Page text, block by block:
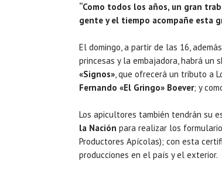
“Como todos los años, un gran
gente y el tiempo acompañe esta
El domingo, a partir de las 16,
princesas y la embajadora, habrá un
«Signos», que ofrecerá un tributo a
Fernando «El Gringo» Boever; y
Los apicultores también tendrán su
la Nación para realizar los
Productores Apícolas); con esta
producciones en el país y el exterior.